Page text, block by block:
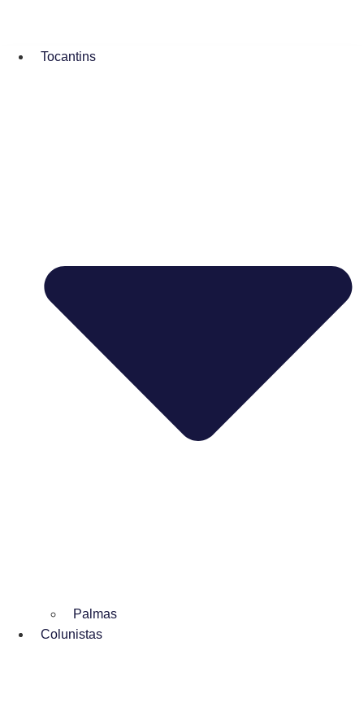
Tocantins
Palmas
Colunistas